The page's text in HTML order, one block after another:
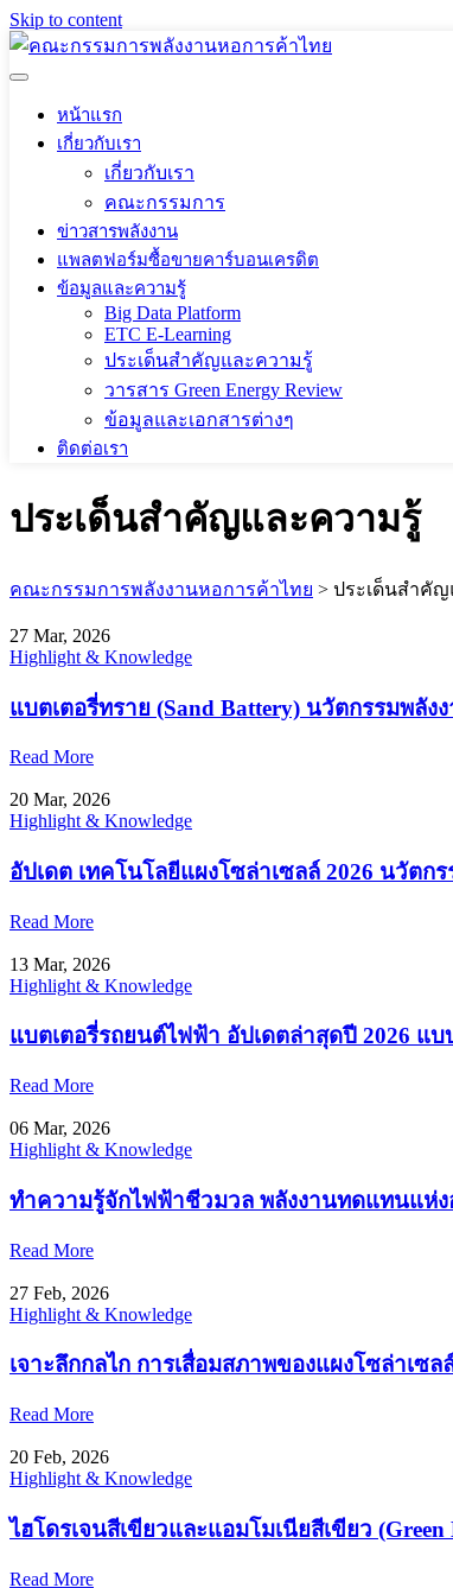
Skip to content
หน้าแรก
เกี่ยวกับเรา
เกี่ยวกับเรา
คณะกรรมการ
ข่าวสารพลังงาน
แพลตฟอร์มซื้อขายคาร์บอนเครดิต
ข้อมูลและความรู้
Big Data Platform
ETC E-Learning
ประเด็นสำคัญและความรู้
วารสาร Green Energy Review
ข้อมูลและเอกสารต่างๆ
ติดต่อเรา
ประเด็นสำคัญและความรู้
คณะกรรมการพลังงานหอการค้าไทย > ประเด็นสำคั
27 Mar, 2026
Highlight & Knowledge
แบตเตอรี่ทราย (Sand Battery) นวัตกรรมพลั
Read More
20 Mar, 2026
Highlight & Knowledge
อัปเดต เทคโนโลยีแผงโซล่าเซลล์ 2026 นวัตก
Read More
13 Mar, 2026
Highlight & Knowledge
แบตเตอรี่รถยนต์ไฟฟ้า อัปเดตล่าสุดปี 2026 แ
Read More
06 Mar, 2026
Highlight & Knowledge
ทำความรู้จักไฟฟ้าชีวมวล พลังงานทดแทนแห่
Read More
27 Feb, 2026
Highlight & Knowledge
เจาะลึกกลไก การเสื่อมสภาพของแผงโซล่าเซ
Read More
20 Feb, 2026
Highlight & Knowledge
ไฮโดรเจนสีเขียวและแอมโมเนียสีเขียว
Read More